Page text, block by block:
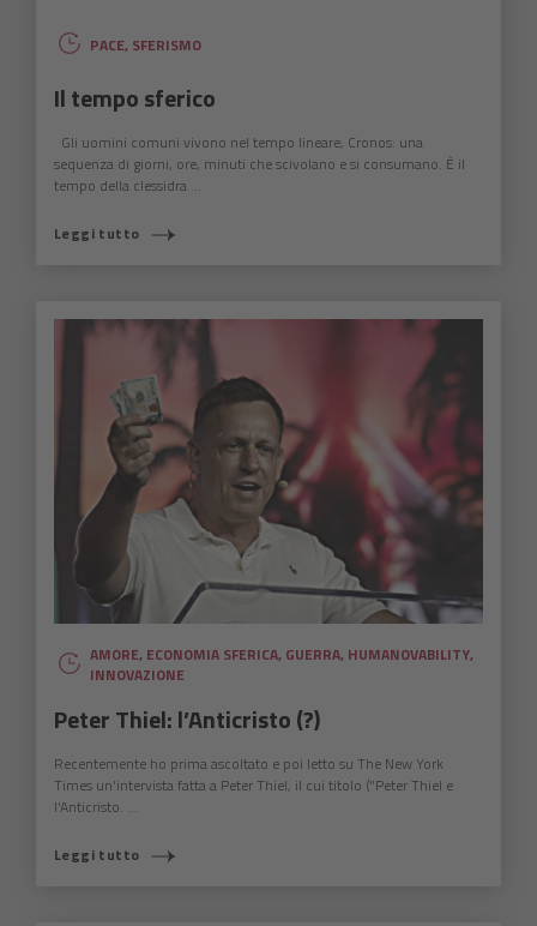
PACE, SFERISMO
Il tempo sferico
Gli uomini comuni vivono nel tempo lineare, Cronos: una
sequenza di giorni, ore, minuti che scivolano e si consumano. È il
tempo della clessidra ...
Leggi tutto
AMORE, ECONOMIA SFERICA, GUERRA, HUMANOVABILITY,
INNOVAZIONE
Peter Thiel: l’Anticristo (?)
Recentemente ho prima ascoltato e poi letto su The New York
Times un'intervista fatta a Peter Thiel, il cui titolo ("Peter Thiel e
l'Anticristo. ...
Leggi tutto